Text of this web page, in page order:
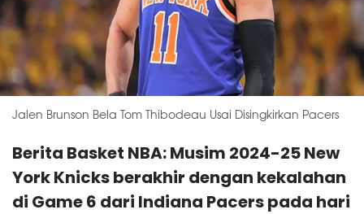
Jalen Brunson Bela Tom Thibodeau Usai Disingkirkan Pacers
Berita Basket NBA: Musim 2024-25 New
York Knicks berakhir dengan kekalahan
di Game 6 dari Indiana Pacers pada hari